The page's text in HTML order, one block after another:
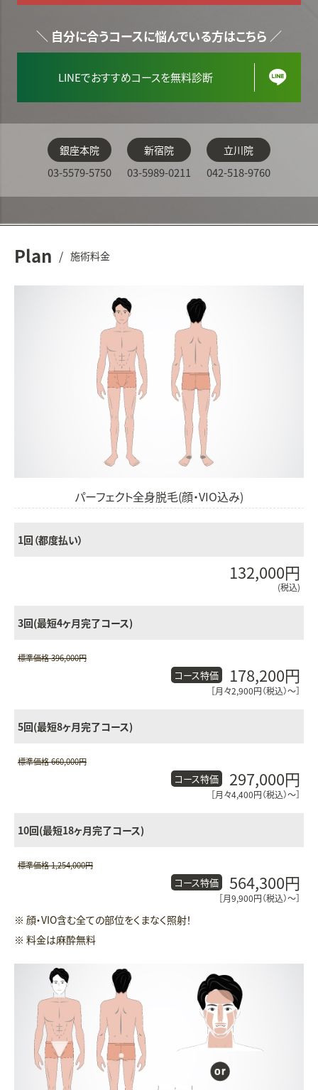
＼ 自分に合うコースに悩んでいる方はこちら ／
LINEでおすすめコースを無料診断
銀座本院
03-5579-5750
新宿院
03-5989-0211
立川院
042-518-9760
Plan / 施術料金
パーフェクト全身脱毛(顔・VIO込み)
1回（都度払い）
132,000円
(税込)
3回(最短4ヶ月完了コース)
標準価格 396,000円
コース特価 178,200円
［月々2,900円（税込）〜］
5回(最短8ヶ月完了コース)
標準価格 660,000円
コース特価 297,000円
［月々4,400円（税込）〜］
10回(最短18ヶ月完了コース)
標準価格 1,254,000円
コース特価 564,300円
［月9,900円（税込）〜］
※ 顔・VIO含む全ての部位をくまなく照射！
※ 料金は麻酔無料